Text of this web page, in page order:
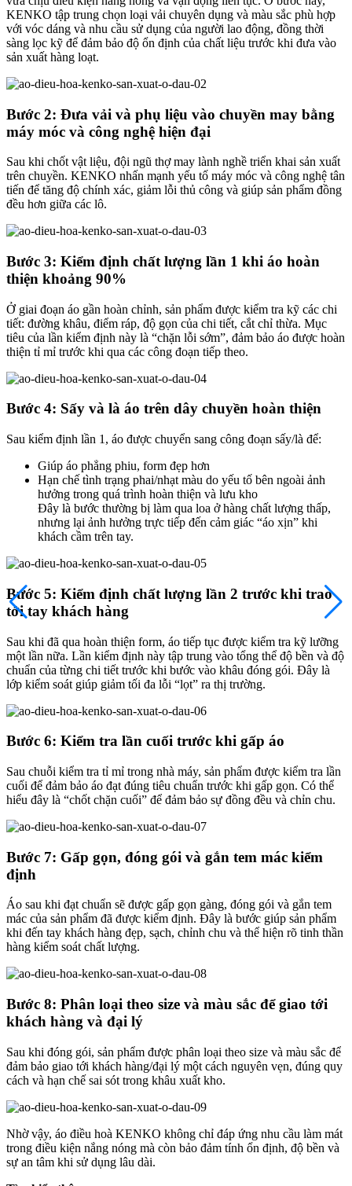
KENKO tập trung chọn loại vải chuyên dụng và màu sắc phù hợp
với vóc dáng và nhu cầu sử dụng của người lao động, đồng thời
sàng lọc kỹ để đảm bảo độ ổn định của chất liệu trước khi đưa vào
sản xuất hàng loạt.
Bước 2: Đưa vải và phụ liệu vào chuyền may bằng
máy móc và công nghệ hiện đại
Sau khi chốt vật liệu, đội ngũ thợ may lành nghề triển khai sản xuất
trên chuyền. KENKO nhấn mạnh yếu tố máy móc và công nghệ tân
tiến để tăng độ chính xác, giảm lỗi thủ công và giúp sản phẩm đồng
đều hơn giữa các lô.
Bước 3: Kiểm định chất lượng lần 1 khi áo hoàn
thiện khoảng 90%
Ở giai đoạn áo gần hoàn chỉnh, sản phẩm được kiểm tra kỹ các chi
tiết: đường khâu, điểm ráp, độ gọn của chi tiết, cắt chỉ thừa. Mục
tiêu của lần kiểm định này là “chặn lỗi sớm”, đảm bảo áo được hoàn
thiện tỉ mỉ trước khi qua các công đoạn tiếp theo.
Bước 4: Sấy và là áo trên dây chuyền hoàn thiện
Sau kiểm định lần 1, áo được chuyển sang công đoạn sấy/là để:
Giúp áo phẳng phiu, form đẹp hơn
Hạn chế tình trạng phai/nhạt màu do yếu tố bên ngoài ảnh
hưởng trong quá trình hoàn thiện và lưu kho
Đây là bước thường bị làm qua loa ở hàng chất lượng thấp,
nhưng lại ảnh hưởng trực tiếp đến cảm giác “áo xịn” khi
khách cầm trên tay.
Bước 5: Kiểm định chất lượng lần 2 trước khi trao
tới tay khách hàng
Sau khi đã qua hoàn thiện form, áo tiếp tục được kiểm tra kỹ lưỡng
một lần nữa. Lần kiểm định này tập trung vào tổng thể độ bền và độ
chuẩn của từng chi tiết trước khi bước vào khâu đóng gói. Đây là
lớp kiểm soát giúp giảm tối đa lỗi “lọt” ra thị trường.
Bước 6: Kiểm tra lần cuối trước khi gấp áo
Sau chuỗi kiểm tra tỉ mỉ trong nhà máy, sản phẩm được kiểm tra lần
cuối để đảm bảo áo đạt đúng tiêu chuẩn trước khi gấp gọn. Có thể
hiểu đây là “chốt chặn cuối” để đảm bảo sự đồng đều và chỉn chu.
Bước 7: Gấp gọn, đóng gói và gắn tem mác kiểm
định
Áo sau khi đạt chuẩn sẽ được gấp gọn gàng, đóng gói và gắn tem
mác của sản phẩm đã được kiểm định. Đây là bước giúp sản phẩm
khi đến tay khách hàng đẹp, sạch, chỉnh chu và thể hiện rõ tinh thần
hàng kiểm soát chất lượng.
Bước 8: Phân loại theo size và màu sắc để giao tới
khách hàng và đại lý
Sau khi đóng gói, sản phẩm được phân loại theo size và màu sắc để
đảm bảo giao tới khách hàng/đại lý một cách nguyên vẹn, đúng quy
cách và hạn chế sai sót trong khâu xuất kho.
Nhờ vậy, áo điều hoà KENKO không chỉ đáp ứng nhu cầu làm mát
trong điều kiện nắng nóng mà còn bảo đảm tính ổn định, độ bền và
sự an tâm khi sử dụng lâu dài.